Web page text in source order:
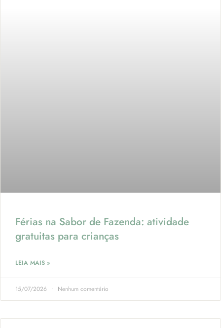
Férias na Sabor de Fazenda: atividade
gratuitas para crianças
LEIA MAIS »
15/07/2026 Nenhum comentário